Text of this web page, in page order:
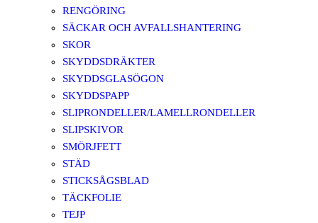
RENGÖRING
SÄCKAR OCH AVFALLSHANTERING
SKOR
SKYDDSDRÄKTER
SKYDDSGLASÖGON
SKYDDSPAPP
SLIPRONDELLER/LAMELLRONDELLER
SLIPSKIVOR
SMÖRJFETT
STÄD
STICKSÅGSBLAD
TÄCKFOLIE
TEJP